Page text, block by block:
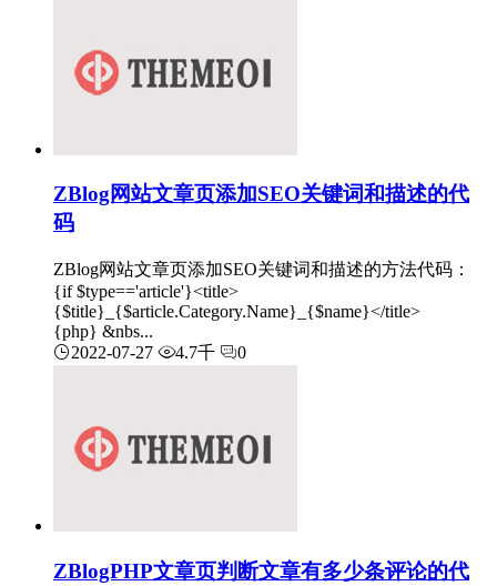
ZBlog网站文章页添加SEO关键词和描述的代
码
ZBlog网站文章页添加SEO关键词和描述的方法代码：
{if $type=='article'}<title>
{$title}_{$article.Category.Name}_{$name}</title>
{php} &nbs...
2022-07-27
4.7千 0
ZBlogPHP文章页判断文章有多少条评论的代